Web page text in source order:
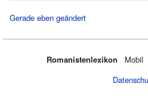
Gerade eben geändert
Romanistenlexikon Mobil‌